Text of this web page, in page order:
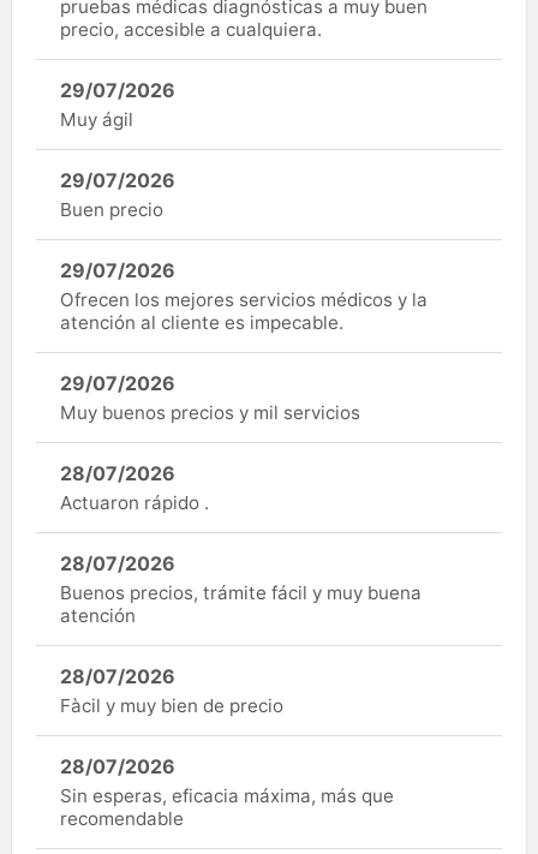
pruebas médicas diagnósticas a muy buen
precio, accesible a cualquiera.
29/07/2026
Muy ágil
29/07/2026
Buen precio
29/07/2026
Ofrecen los mejores servicios médicos y la
atención al cliente es impecable.
29/07/2026
Muy buenos precios y mil servicios
28/07/2026
Actuaron rápido .
28/07/2026
Buenos precios, trámite fácil y muy buena
atención
28/07/2026
Fàcil y muy bien de precio
28/07/2026
Sin esperas, eficacia máxima, más que
recomendable